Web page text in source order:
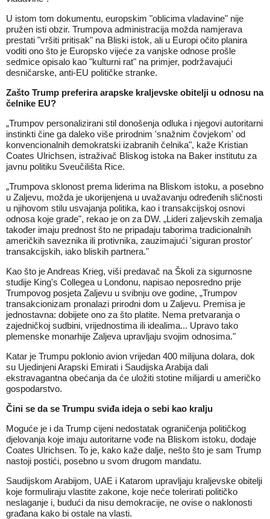
U istom tom dokumentu, europskim "oblicima vladavine" nije
pružen isti obzir. Trumpova administracija možda namjerava
prestati "vršiti pritisak" na Bliski istok, ali u Europi očito planira
voditi ono što je Europsko vijeće za vanjske odnose prošle
sedmice opisalo kao "kulturni rat" na primjer, podržavajući
desničarske, anti-EU političke stranke.
Zašto Trump preferira arapske kraljevske obitelji u odnosu na
čelnike EU?
„Trumpov personalizirani stil donošenja odluka i njegovi autoritarni
instinkti čine ga daleko više prirodnim 'snažnim čovjekom' od
konvencionalnih demokratski izabranih čelnika", kaže Kristian
Coates Ulrichsen, istraživač Bliskog istoka na Baker institutu za
javnu politiku Sveučilišta Rice.
„Trumpova sklonost prema liderima na Bliskom istoku, a posebno
u Zaljevu, možda je ukorijenjena u uvažavanju određenih sličnosti
u njihovom stilu usvajanja politika, kao i transakcijskoj osnovi
odnosa koje grade", rekao je on za DW. „Lideri zaljevskih zemalja
također imaju prednost što ne pripadaju taborima tradicionalnih
američkih saveznika ili protivnika, zauzimajući 'siguran prostor'
transakcijskih, iako bliskih partnera."
Kao što je Andreas Krieg, viši predavač na Školi za sigurnosne
studije King's Collegea u Londonu, napisao neposredno prije
Trumpovog posjeta Zaljevu u svibnju ove godine, „Trumpov
transakcionizam pronalazi prirodni dom u Zaljevu. Premisa je
jednostavna: dobijete ono za što platite. Nema pretvaranja o
zajedničkoj sudbini, vrijednostima ili idealima... Upravo tako
plemenske monarhije Zaljeva upravljaju svojim odnosima."
Katar je Trumpu poklonio avion vrijedan 400 milijuna dolara, dok
su Ujedinjeni Arapski Emirati i Saudijska Arabija dali
ekstravagantna obećanja da će uložiti stotine milijardi u američko
gospodarstvo.
Čini se da se Trumpu sviđa ideja o sebi kao kralju
Moguće je i da Trump cijeni nedostatak ograničenja političkog
djelovanja koje imaju autoritarne vođe na Bliskom istoku, dodaje
Coates Ulrichsen. To je, kako kaže dalje, nešto što je sam Trump
nastoji postići, posebno u svom drugom mandatu.
Saudijskom Arabijom, UAE i Katarom upravljaju kraljevske obitelji
koje formuliraju vlastite zakone, koje neće tolerirati političko
neslaganje i, budući da nisu demokracije, ne ovise o naklonosti
građana kako bi ostale na vlasti.